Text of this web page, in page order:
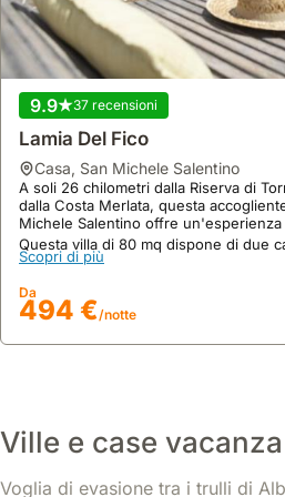
9.4 214 recensioni
Petra Suite
A 43 chilometri dalla Cattedrale di
un'esclusiva casa vacanze ad
privata e idromassaggio.
336 €/notte
9.9 37 recensioni
Lamia Del Fico
casa, San Michele Salentino
A soli 26 chilometri dalla Riserva di
dalla Costa Merlata, questa
Michele Salentino offre un'esperienza
Questa villa di 80 mq dispone di due
un soggiorno spazioso, una cucina
con lavastoviglie e aria condizionata,
un giardino curato, perfetta per
Scopri di più
Da
494 €/notte
Ville e case
Voglia di evasione tra i trulli di